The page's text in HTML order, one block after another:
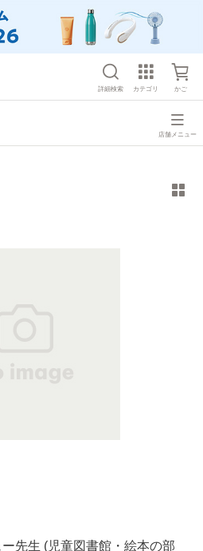
詳細検索 カテゴリ かご
店舗メニュー
ー先生 (児童図書館・絵本の部